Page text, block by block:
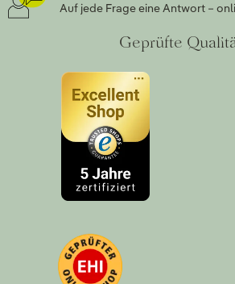
Auf jede Frage eine Antwort –
Geprüfte